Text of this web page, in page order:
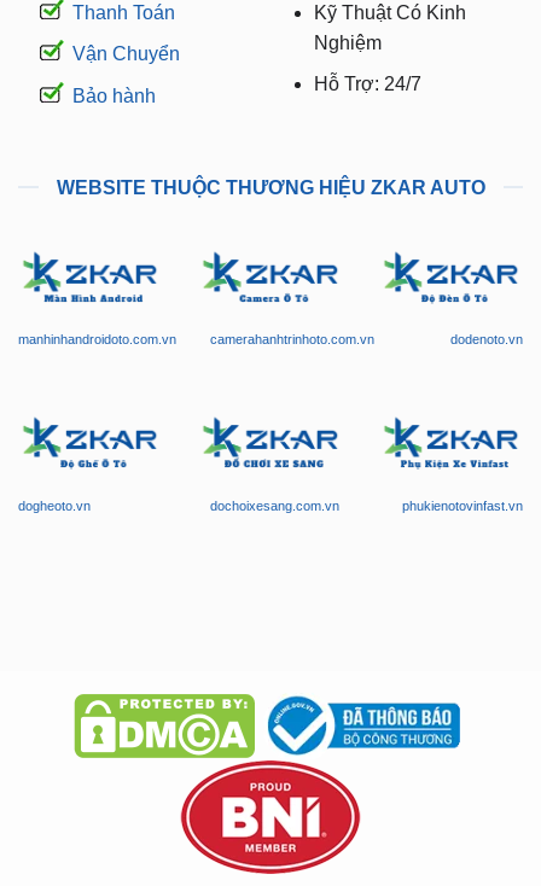
Thanh Toán
Vận Chuyển
Bảo hành
Kỹ Thuật Có Kinh
Nghiệm
Hỗ Trợ: 24/7
WEBSITE THUỘC THƯƠNG HIỆU ZKAR AUTO
manhinhandroidoto.com.vn camerahanhtrinhoto.com.vn dodenoto.vn
dogheoto.vn dochoixesang.com.vn phukienotovinfast.vn